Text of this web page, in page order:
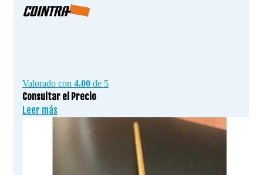
Valorado con 4.00 de 5
Consultar el Precio
Leer más